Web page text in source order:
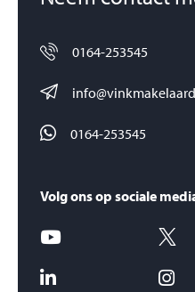
0164-253545
0164-253545
Volg ons op sociale